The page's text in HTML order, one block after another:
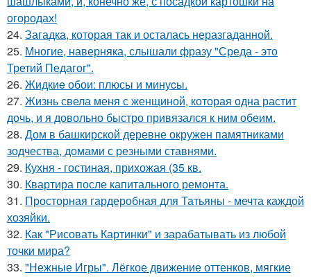
огородах!
24. Загадка, которая так и осталась неразгаданной.
25. Многие, наверняка, слышали фразу "Среда - это
Третий Педагог".
26. Жидкиe обои: плюсы и минуcы.
27. Жизнь свела меня с женщиной, которая одна растит
дочь, и я довольно быстро привязался к ним обеим.
28. Дом в башкирской деревне окружен памятниками
зодчества, домами с резными ставнями.
29. Кухня - гостиная, прихожая (35 кв.
30. Квартира после капитального ремонта.
31. Просторная гардеробная для Татьяны - мечта каждой
хозяйки.
32. Как "Рисовать Картинки" и зарабатывать из любой
точки мира?
33. "Нежные Игры". Лёгкое движение оттенков, мягкие